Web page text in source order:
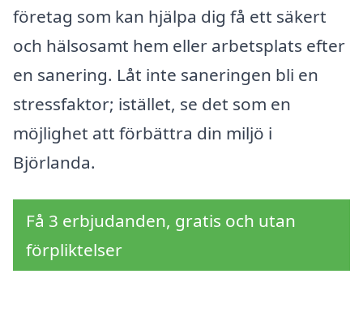
företag som kan hjälpa dig få ett säkert
och hälsosamt hem eller arbetsplats efter
en sanering. Låt inte saneringen bli en
stressfaktor; istället, se det som en
möjlighet att förbättra din miljö i
Björlanda.
Få 3 erbjudanden, gratis och utan
förpliktelser